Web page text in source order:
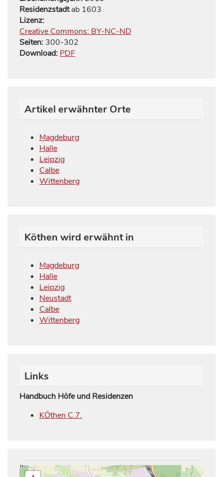
Residenzstadtab 1603
Lizenz:
Creative Commons: BY-NC-ND
Seiten: 300-302
Download: PDF
Artikel erwähnter Orte
Magdeburg
Halle
Leipzig
Calbe
Wittenberg
Köthen wird erwähnt in
Magdeburg
Halle
Leipzig
Neustadt
Calbe
Wittenberg
Links
Handbuch Höfe und Residenzen
KÖthen C.7.